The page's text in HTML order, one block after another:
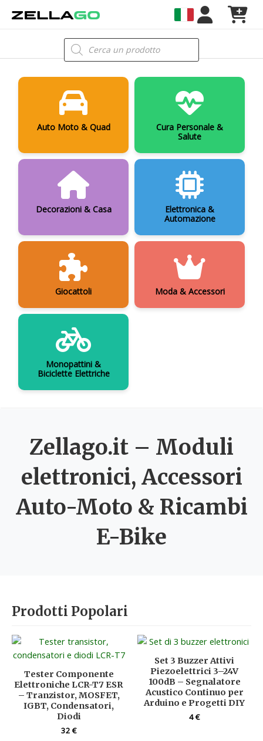
Products
search
Auto Moto & Quad
Cura Personale &
Salute
Decorazioni & Casa
Elettronica &
Automazione
Giocattoli Moda & Accessori
Monopattini &
Biciclette Elettriche
Zellago.it – Moduli
elettronici, Accessori
Auto-Moto & Ricambi
E-Bike
Prodotti Popolari
Tester Componente
Elettroniche LCR-T7 ESR
– Tranzistor, MOSFET,
IGBT, Condensatori,
Diodi
32€
Set 3 Buzzer Attivi
Piezoelettrici 3–24V
100dB – Segnalatore
Acustico Continuo per
Arduino e Progetti DIY
4€